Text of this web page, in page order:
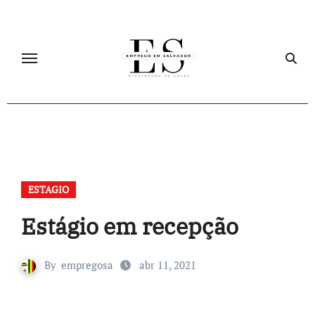
ESTAGIO
Estágio em recepção
By empregosa abr 11, 2021